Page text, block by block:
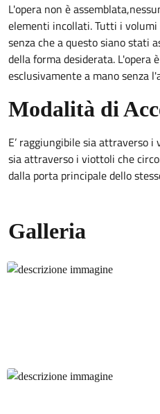
L'opera non è
elementi incollati. Tutti i
senza che a questo siano stati
della forma desiderata. L'opera
esclusivamente a mano senza
Modalità di
E’ raggiungibile sia attraverso
sia attraverso i viottoli che
dalla porta principale dello
Galleria